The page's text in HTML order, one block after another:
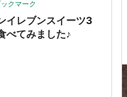
クマーク
イレブンスイーツ3
べてみました♪